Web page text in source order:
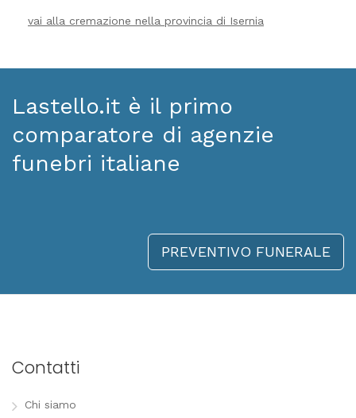
vai alla cremazione nella provincia di Isernia
Lastello.it è il primo
comparatore di agenzie
funebri italiane
PREVENTIVO FUNERALE
Contatti
Chi siamo